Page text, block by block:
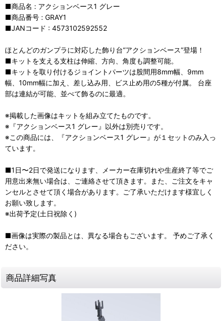
■商品名 : アクションベース1 グレー
■商品番号 : GRAY1
■JANコード : 4573102592552
ほとんどのガンプラに対応した飾り台“アクションベース”登場！
■キットを支える支柱は伸縮、方向、角度も調整可能。
■キットを取り付けるジョイントパーツは股間用8mm幅、9mm
幅、10mm幅に加え、差し込み用、ビス止め用の5種が付属。 台座
部は連結が可能、並べて飾るのに最適。
※掲載した画像はキットを組み立てたものです。
※『アクションベース1 グレー』以外は別売りです。
※この商品には、『アクションベース1 グレー』が１セットのみ入っ
ています。
■1日〜2日で発送になります、メーカー在庫切れや生産終了等でご
用意出来無い場合は、ご連絡させて頂きます。また、ご注文をキャ
ンセルとさせて頂く場合があります。ご了承いただけます様宜しく
お願い致します。
※出荷予定(土日祝除く)
■画像は実際の製品とは、異なる場合もございます。 予めご了承く
ださい。
商品詳細写真